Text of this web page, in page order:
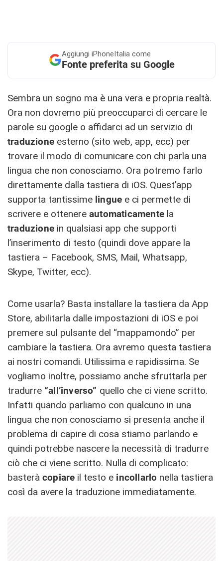
Aggiungi iPhoneItalia come
Fonte preferita su Google
Sembra un sogno ma è una vera e propria realtà.
Ora non dovremo più preoccuparci di cercare le
parole su google o affidarci ad un servizio di
traduzione esterno (sito web, app, ecc) per
trovare il modo di comunicare con chi parla una
lingua che non conosciamo. Ora potremo farlo
direttamente dalla tastiera di iOS. Quest’app
supporta tantissime lingue e ci permette di
scrivere e ottenere automaticamente la
traduzione in qualsiasi app che supporti
l’inserimento di testo (quindi dove appare la
tastiera – Facebook, SMS, Mail, Whatsapp,
Skype, Twitter, ecc).
Come usarla? Basta installare la tastiera da App
Store, abilitarla dalle impostazioni di iOS e poi
premere sul pulsante del “mappamondo” per
cambiare la tastiera. Ora avremo questa tastiera
ai nostri comandi. Utilissima e rapidissima. Se
vogliamo inoltre, possiamo anche sfruttarla per
tradurre “all’inverso” quello che ci viene scritto.
Infatti quando parliamo con qualcuno in una
lingua che non conosciamo si presenta anche il
problema di capire di cosa stiamo parlando e
quindi potrebbe nascere la necessità di tradurre
ciò che ci viene scritto. Nulla di complicato:
basterà copiare il testo e incollarlo nella tastiera
così da avere la traduzione immediatamente.